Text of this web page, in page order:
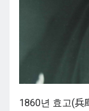
1860년 효고(兵